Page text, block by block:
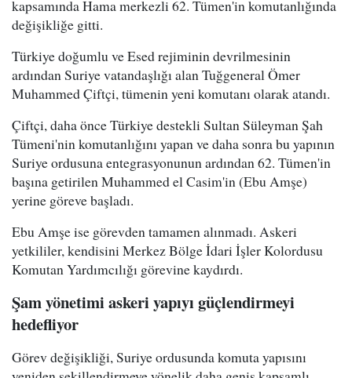
kapsamında Hama merkezli 62. Tümen'in komutanlığında
değişikliğe gitti.
Türkiye doğumlu ve Esed rejiminin devrilmesinin
ardından Suriye vatandaşlığı alan Tuğgeneral Ömer
Muhammed Çiftçi, tümenin yeni komutanı olarak atandı.
Çiftçi, daha önce Türkiye destekli Sultan Süleyman Şah
Tümeni'nin komutanlığını yapan ve daha sonra bu yapının
Suriye ordusuna entegrasyonunun ardından 62. Tümen'in
başına getirilen Muhammed el Casim'in (Ebu Amşe)
yerine göreve başladı.
Ebu Amşe ise görevden tamamen alınmadı. Askeri
yetkililer, kendisini Merkez Bölge İdari İşler Kolordusu
Komutan Yardımcılığı görevine kaydırdı.
Şam yönetimi askeri yapıyı güçlendirmeyi
hedefliyor
Görev değişikliği, Suriye ordusunda komuta yapısını